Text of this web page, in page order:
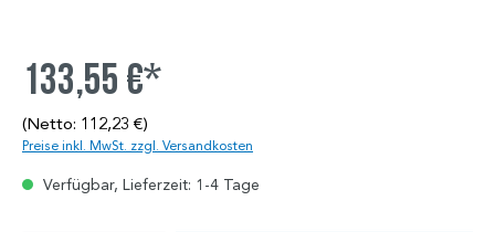
133,55 €*
(Netto: 112,23 €)
Preise inkl. MwSt. zzgl. Versandkosten
Verfügbar, Lieferzeit: 1-4 Tage